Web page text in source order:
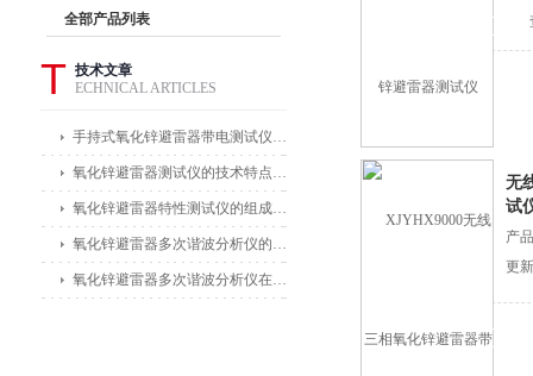
全部产品列表
T 技术文章
ECHNICAL ARTICLES
手持式氧化锌避雷器带电测试仪能在不拆卸避雷器的情况下进行带电测试
氧化锌避雷器测试仪的技术特点体现在哪些方面？
氧化锌避雷器特性测试仪的组成部分及其作用
氧化锌避雷器多次谐波分析仪的主要功能及应用领域
氧化锌避雷器多次谐波分析仪在电力公司和变电站中的应用
无
试
产
更